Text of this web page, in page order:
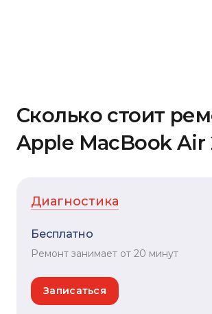
Сколько стоит
Apple MacBook Air
Диагностика
Бесплатно
Ремонт занимает от 20 минут
Записаться